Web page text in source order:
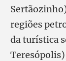
regiões
da turística